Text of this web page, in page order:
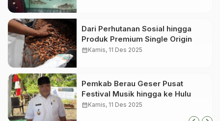
Dari Perhutanan Sosial hingga
Produk Premium Single Origin
calendar_monthKamis, 11 Des 2025
Pemkab Berau Geser Pusat
Festival Musik hingga ke Hulu
calendar_monthKamis, 11 Des 2025